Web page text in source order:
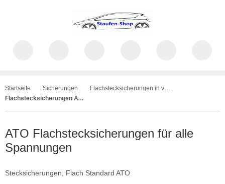
Startseite Sicherungen
Flachstecksicherungen in verschiedene Ausführungen
Flachstecksicherungen ATO
ATO Flachstecksicherungen für alle
Spannungen
Stecksicherungen, Flach Standard ATO